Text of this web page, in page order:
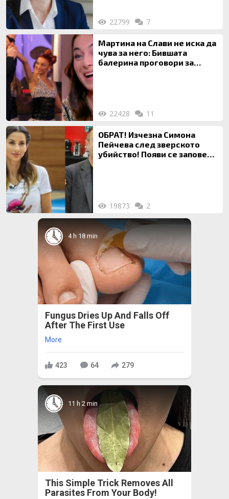
22799 7
Мартина на Слави не иска да
чува за него: Бившата
балерина проговори за
22428 11
ОБРАТ! Изчезна Симона
Пейчева след зверското
убийство! Появи се заповед
19873 2
4 h 18 min
Fungus Dries Up And Falls Off
After The First Use
More
423 64 279
11 h 2 min
This Simple Trick Removes All
Parasites From Your Body!